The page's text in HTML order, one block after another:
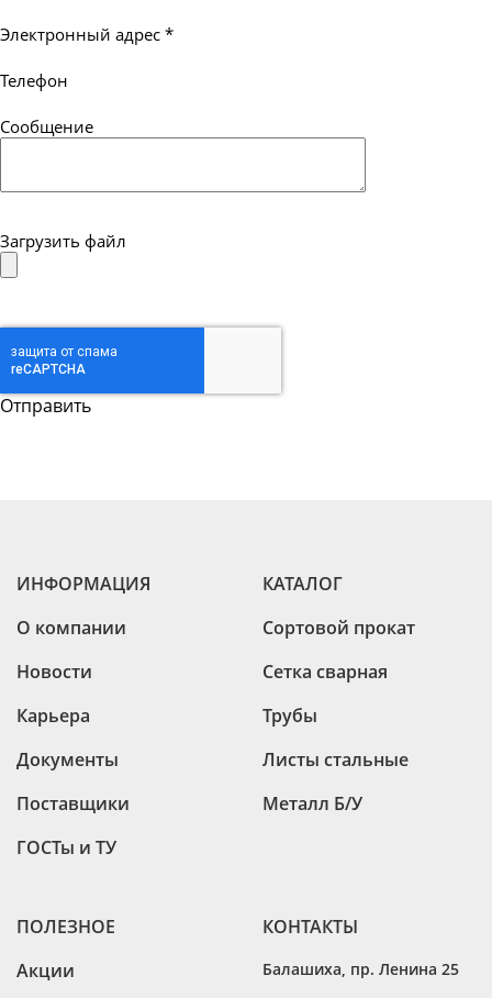
Электронный адрес *
Телефон
Сообщение
Загрузить файл
ИНФОРМАЦИЯ
О компании
Новости
Карьера
Документы
Поставщики
ГОСТы и ТУ
КАТАЛОГ
Сортовой прокат
Сетка сварная
Трубы
Листы стальные
Металл Б/У
ПОЛЕЗНОЕ
Акции
КОНТАКТЫ
Балашиха пр. Ленина 25